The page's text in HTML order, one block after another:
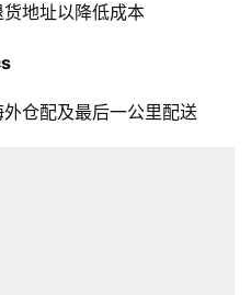
地址以降低成本
仓配及最后一公里配送